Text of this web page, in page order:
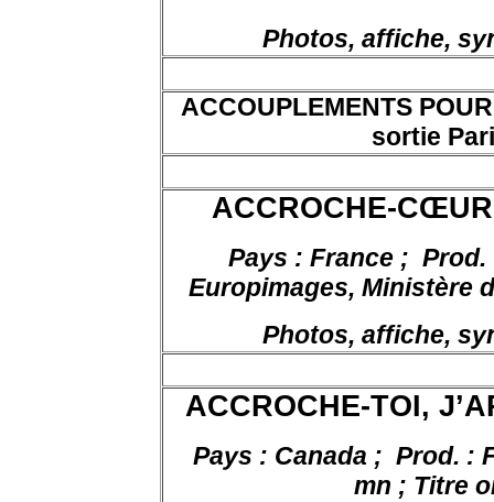
Photos, affiche,
ACCOUPLEMENTS
sortie
ACCROCHE-
Pays : France ; Prod.
Europimages, Ministère
Photos, affiche,
ACCROCHE-TOI,
Pays : Canada ; Prod. :
mn ; Titre